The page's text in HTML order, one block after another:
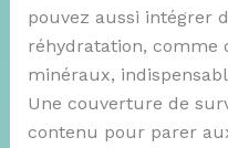
pouvez aussi intégrer
réhydratation, comme
minéraux,
Une couverture de
contenu pour parer